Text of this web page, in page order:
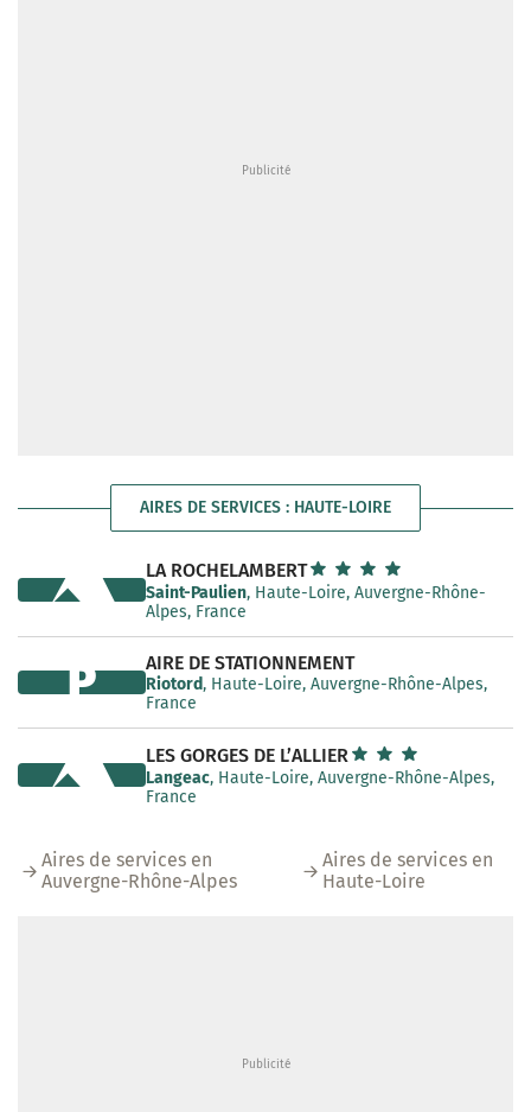
AIRES DE SERVICES : HAUTE-LOIRE
LA ROCHELAMBERT
Saint-Paulien, Haute-Loire, Auvergne-Rhône-
Alpes, France
AIRE DE STATIONNEMENT
Riotord, Haute-Loire, Auvergne-Rhône-Alpes,
France
P
LES GORGES DE L’ALLIER
Langeac, Haute-Loire, Auvergne-Rhône-Alpes,
France
Aires de services en
Auvergne-Rhône-Alpes
Aires de services en
Haute-Loire